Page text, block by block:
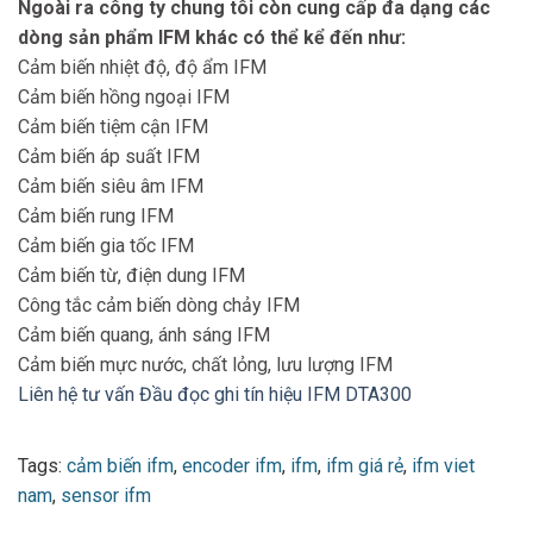
OUTPUTS
Electrical
AS-i
DETECTION ZONE
Travel speed
< 0.5
Distance
read/read
head front
400
Distance
read/read
head side
280
referred to
:
Read head DTA301
Ngoài ra công ty chung tôi còn cung cấp đa dạng các
dòng sản phẩm IFM khác có thể kể đến như:
Cảm biến nhiệt độ, độ ẩm IFM
Cảm biến hồng ngoại IFM
Cảm biến tiệm cận IFM
Cảm biến áp suất IFM
Cảm biến siêu âm IFM
Cảm biến rung IFM
Cảm biến gia tốc IFM
Cảm biến từ, điện dung IFM
Công tắc cảm biến dòng chảy IFM
Cảm biến quang, ánh sáng IFM
Cảm biến mực nước, chất lỏng, lưu lượng IFM
Liên hệ tư vấn Đầu đọc ghi tín hiệu IFM DTA300
Tags: cảm biến ifm, encoder ifm, ifm, ifm giá rẻ, ifm viet
nam, sensor ifm